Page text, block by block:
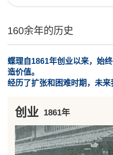
160余年的历史
蝶理自1861年创业以来，始
造价值。
经历了扩张和困难时期，未来
创业 1861年